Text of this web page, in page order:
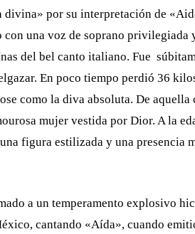
por su interpretación de
una voz de soprano privilegiada
del bel canto italiano. Fue
En poco tiempo perdió 36
como la diva absoluta. De aquella
mujer vestida por Dior. A la
figura estilizada y una presencia
a un temperamento explosivo
cantando «Aída», cuando